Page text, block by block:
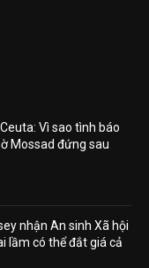
Vì sao tình báo
Mossad đứng sau
nhận An sinh Xã hội
lầm có thể đắt giá cả